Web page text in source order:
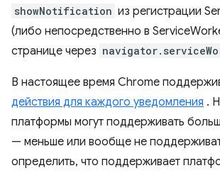
showNotification из регистрации
(либо непосредственно в
странице через
В настоящее время Chrome
действия для каждого уведомления .
платформы могут поддерживать
— меньше или вообще не
определить, что поддерживает